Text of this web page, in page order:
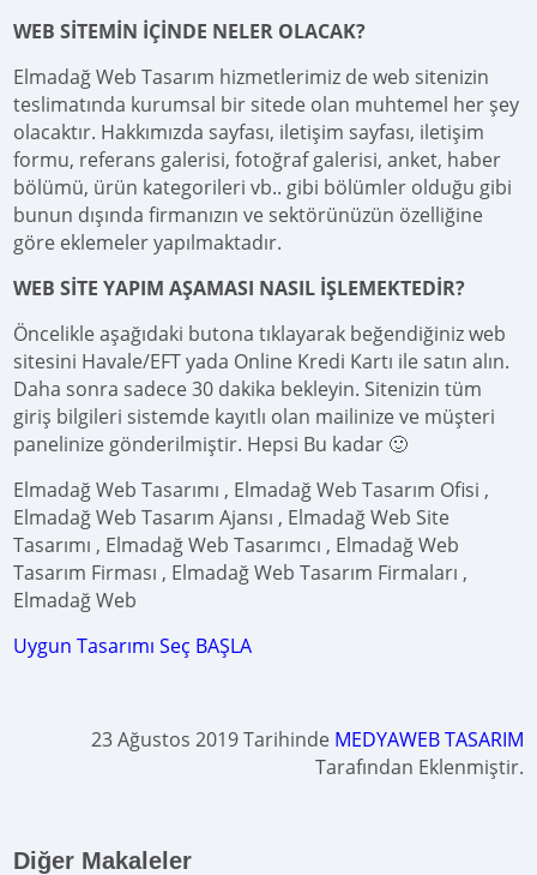
WEB SİTEMİN İÇİNDE NELER OLACAK?
Elmadağ Web Tasarım hizmetlerimiz de web sitenizin
teslimatında kurumsal bir sitede olan muhtemel her şey
olacaktır. Hakkımızda sayfası, iletişim sayfası, iletişim
formu, referans galerisi, fotoğraf galerisi, anket, haber
bölümü, ürün kategorileri vb.. gibi bölümler olduğu gibi
bunun dışında firmanızın ve sektörünüzün özelliğine
göre eklemeler yapılmaktadır.
WEB SİTE YAPIM AŞAMASI NASIL İŞLEMEKTEDİR?
Öncelikle aşağıdaki butona tıklayarak beğendiğiniz web
sitesini Havale/EFT yada Online Kredi Kartı ile satın alın.
Daha sonra sadece 30 dakika bekleyin. Sitenizin tüm
giriş bilgileri sistemde kayıtlı olan mailinize ve müşteri
panelinize gönderilmiştir. Hepsi Bu kadar 🙂
Elmadağ Web Tasarımı , Elmadağ Web Tasarım Ofisi ,
Elmadağ Web Tasarım Ajansı , Elmadağ Web Site
Tasarımı , Elmadağ Web Tasarımcı , Elmadağ Web
Tasarım Firması , Elmadağ Web Tasarım Firmaları ,
Elmadağ Web
Uygun Tasarımı Seç BAŞLA
23 Ağustos 2019 Tarihinde MEDYAWEB TASARIM
Tarafından Eklenmiştir.
Diğer Makaleler